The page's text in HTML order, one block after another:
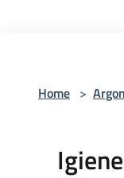
Home >